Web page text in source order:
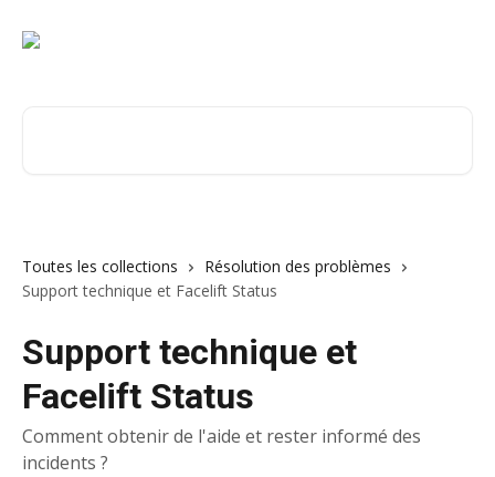
Toutes les collections
Résolution des problèmes
Support technique et Facelift Status
Support technique et
Facelift Status
Comment obtenir de l'aide et rester informé des
incidents ?